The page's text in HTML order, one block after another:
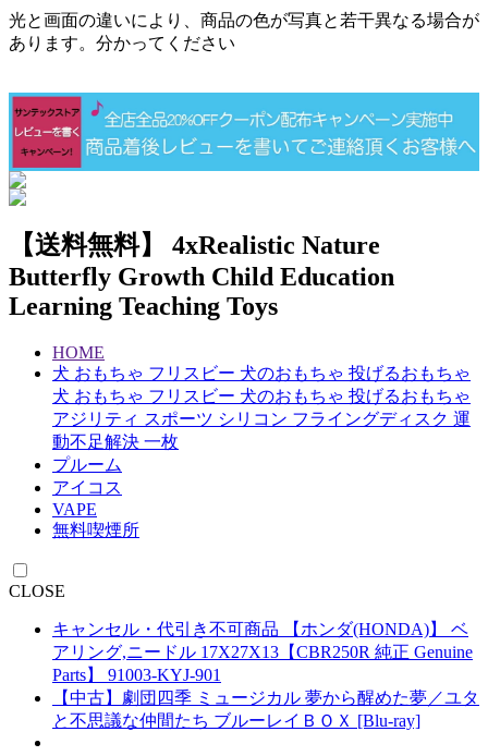
光と画面の違いにより、商品の色が写真と若干異なる場合が
あります。分かってください
【送料無料】 4xRealistic Nature
Butterfly Growth Child Education
Learning Teaching Toys
HOME
犬 おもちゃ フリスビー 犬のおもちゃ 投げるおもちゃ
犬 おもちゃ フリスビー 犬のおもちゃ 投げるおもちゃ
アジリティ スポーツ シリコン フライングディスク 運
動不足解決 一枚
プルーム
アイコス
VAPE
無料喫煙所
CLOSE
キャンセル・代引き不可商品 【ホンダ(HONDA)】 ベ
アリング,ニードル 17X27X13【CBR250R 純正 Genuine
Parts】 91003-KYJ-901
【中古】劇団四季 ミュージカル 夢から醒めた夢／ユタ
と不思議な仲間たち ブルーレイＢＯＸ [Blu-ray]